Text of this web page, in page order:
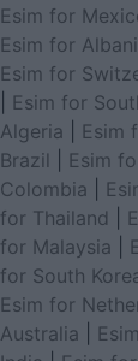
Esim for
Esim for
Esim for
Esim for
Algeria
Esim
Brazil
Esim
Colombia
for Thailand
for Malaysia
for South
Esim for
Australia